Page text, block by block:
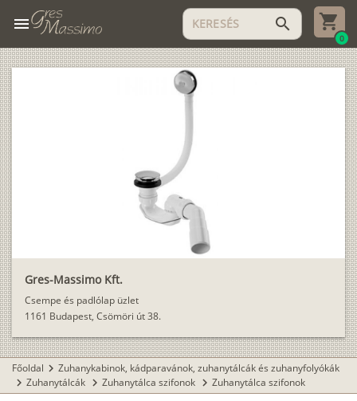
menu search
0
Gres-Massimo Kft.
Csempe és padlólap üzlet
1161 Budapest, Csömöri út 38.
Főoldal chevron_right Zuhanykabinok, kádparavánok, zuhanytálcák és zuhanyfolyókák
chevron_right Zuhanytálcák chevron_right Zuhanytálca szifonok chevron_right Zuhanytálca szifonok